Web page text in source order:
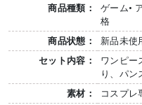
商品種類：
ゲーム•
格
商品状態：
新品未使
セット内容：
ワンピー
り、パン
素材：
コスプレ